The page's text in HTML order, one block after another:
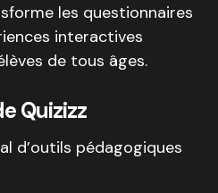
les questionnaires
interactives
de tous âges.
Quizizz
d’outils pédagogiques